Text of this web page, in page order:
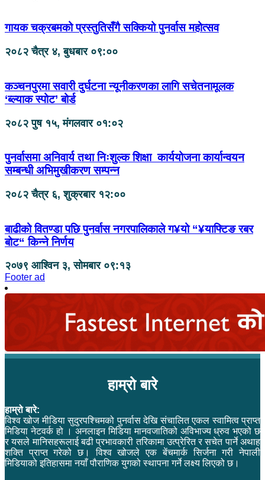
गायक चक्रबमको प्रस्तुतिसँगै सक्कियो पुनर्वास महोत्सव
२०८२ चैत्र ४, बुधबार ०९:००
कञ्चनपुरमा सवारी दुर्घटना न्यूनीकरणका लागि सचेतनामूलक
‘ब्ल्याक स्पोट’ बोर्ड
२०८२ पुष १५, मंगलवार ०१:०२
पुनर्वासमा अनिवार्य तथा निःशुल्क शिक्षा कार्ययोजना कार्यान्वयन
सम्बन्धी अभिमुखीकरण सम्पन्न
२०८२ चैत्र ६, शुक्रबार १२:००
बाढीको वितण्डा पछि पुनर्वास नगरपालिकाले ग¥यो “¥याफ्टिङ रबर
बोट“ किन्ने निर्णय
२०७९ आश्विन ३, सोमबार ०९:१३
Footer ad
हाम्रो बारे
हाम्रो बारे:
विश्व खोज मीडिया सुदुरपश्चिमको पुनर्वास देखि संचालित एकल स्वामित्व प्राप्त
मिडिया नेटवर्क हो । अनलाइन मिडिया मानवजातिको अविभाज्य ध्रुव भएको छ
र यसले मानिसहरूलाई बढी प्रभावकारी तरिकामा उत्प्रेरित र सचेत पार्ने अथाह
शक्ति प्राप्त गरेको छ। विश्व खोजले एक बेंचमार्क सिर्जना गरी नेपाली
मिडियाको इतिहासमा नयाँ पौराणिक युगको स्थापना गर्ने लक्ष्य लिएको छ।